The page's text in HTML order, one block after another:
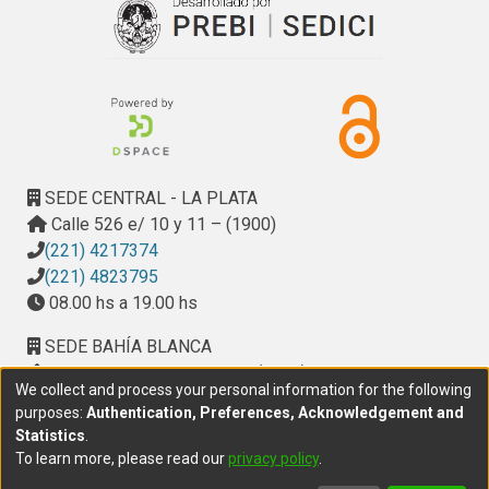
SEDE CENTRAL - LA PLATA
Calle 526 e/ 10 y 11 – (1900)
(221) 4217374
(221) 4823795
08.00 hs a 19.00 hs
SEDE BAHÍA BLANCA
Calle Ciudad de Cali 320 – (8000). Universidad
Provincial del Sudoeste (UPSO)
(291) 459 2550, interno 147
10.00 h a 14.00 h
We collect and process your personal information for the following
purposes: Authentication, Preferences, Acknowledgement and
Statistics
To learn more, please read ourprivacy policy.